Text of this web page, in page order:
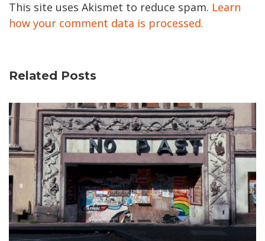
This site uses Akismet to reduce spam. Learn
how your comment data is processed.
Related Posts